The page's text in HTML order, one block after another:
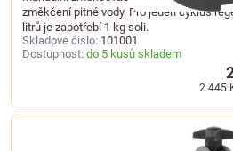
změkčení pitné vody. Pro jeden cyklus
litrů je zapotřebí 1 kg soli.
Skladové číslo: 101001
Dostupnost: do 5 kusů skladem
2 445